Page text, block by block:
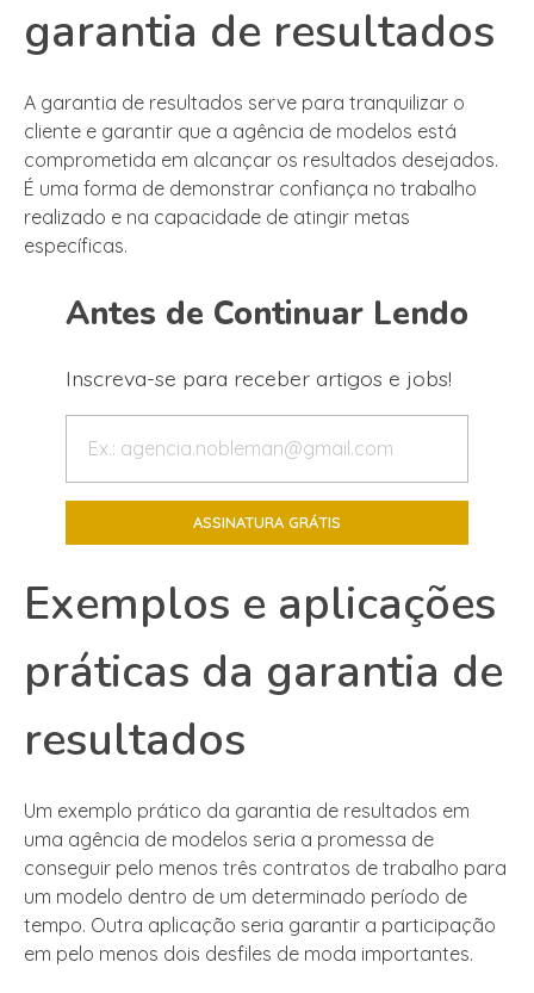
garantia de resultados
A garantia de resultados serve para tranquilizar o
cliente e garantir que a agência de modelos está
comprometida em alcançar os resultados desejados.
É uma forma de demonstrar confiança no trabalho
realizado e na capacidade de atingir metas
específicas.
Antes de Continuar Lendo
Inscreva-se para receber artigos e jobs!
Exemplos e aplicações
práticas da garantia de
resultados
Um exemplo prático da garantia de resultados em
uma agência de modelos seria a promessa de
conseguir pelo menos três contratos de trabalho para
um modelo dentro de um determinado período de
tempo. Outra aplicação seria garantir a participação
em pelo menos dois desfiles de moda importantes.